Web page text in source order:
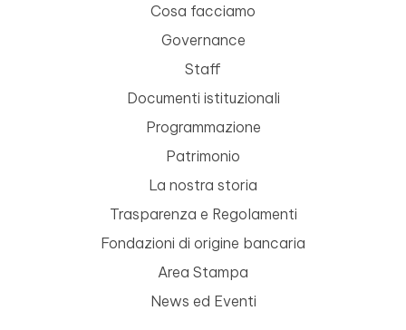
Cosa facciamo
Governance
Staff
Documenti istituzionali
Programmazione
Patrimonio
La nostra storia
Trasparenza e Regolamenti
Fondazioni di origine bancaria
Area Stampa
News ed Eventi